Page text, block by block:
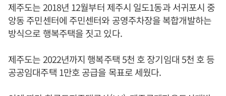
제주도는 2018년 12월부터 제주시 일도1동과 서귀포시 중
앙동 주민센터에 주민센터와 공영주차장을 복합개발하는
방식으로 행복주택을 짓고 있다.
제주도는 2022년까지 행복주택 5천 호 장기임대 5천 호 등
공공임대주택 1만호 공급을 목표로 세웠다.